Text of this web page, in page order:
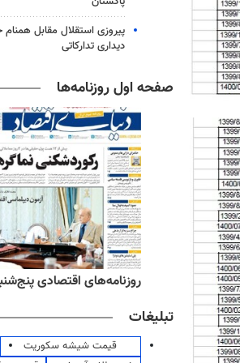
پیروزی استقلال مقابل همنام
دیداری تدارکاتی
صفحه اول روزنامه‌ها
روزنامه‌های اقتصادی پنج‌شنبه ۱۵ مرداد
تبلیغات
قیمت شیشه سکوریت